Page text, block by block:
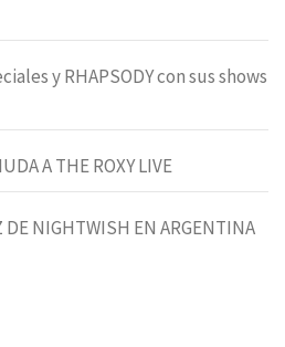
y RHAPSODY con sus shows
A THE ROXY LIVE
DE NIGHTWISH EN ARGENTINA